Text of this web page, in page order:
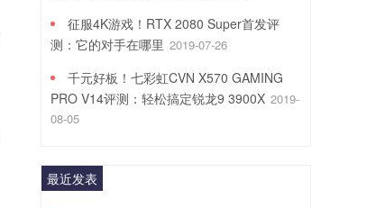
征服4K游戏！RTX 2080 Super首发评
测：它的对手在哪里 2019-07-26
千元好板！七彩虹CVN X570 GAMING
PRO V14评测：轻松搞定锐龙9 3900X 2019-
08-05
最近发表